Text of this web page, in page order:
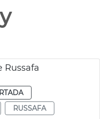
y
Russafa
RUSSAFA